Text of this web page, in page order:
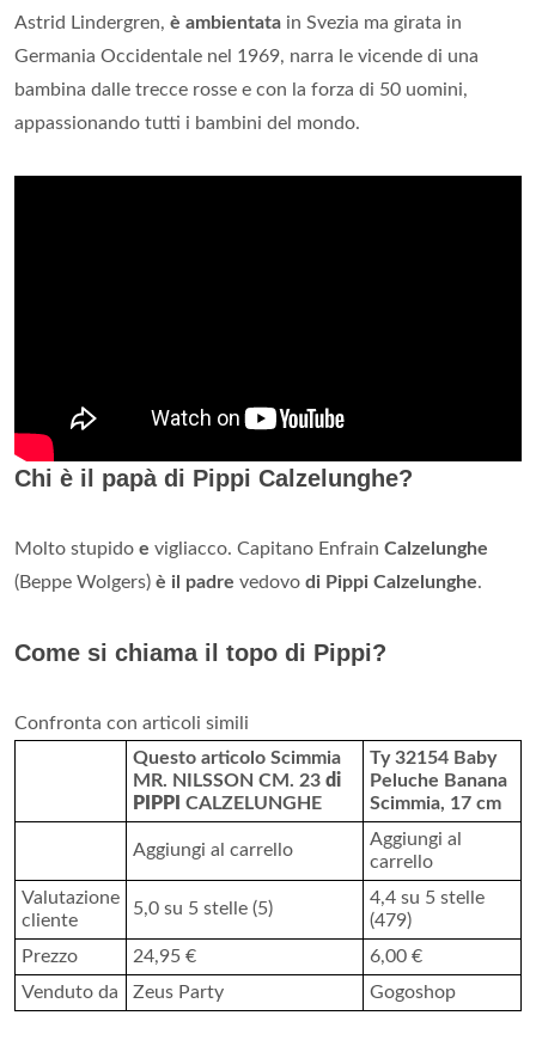
Astrid Lindergren, è ambientata in Svezia ma girata in
Germania Occidentale nel 1969, narra le vicende di una
bambina dalle trecce rosse e con la forza di 50 uomini,
appassionando tutti i bambini del mondo.
Chi è il papà di Pippi Calzelunghe?
Molto stupido e vigliacco. Capitano Enfrain Calzelunghe
(Beppe Wolgers) è il padre vedovo di Pippi Calzelunghe.
Come si chiama il topo di Pippi?
Confronta con articoli simili
Questo articolo Scimmia
MR. NILSSON CM. 23 di
PIPPI CALZELUNGHE
Ty 32154 Baby
Peluche Banana
Scimmia, 17 cm
Aggiungi al carrello
Aggiungi al
carrello
Valutazione
cliente
5,0 su 5 stelle (5)
4,4 su 5 stelle
(479)
Prezzo
24,95 €
6,00 €
Venduto da
Zeus Party Gogoshop